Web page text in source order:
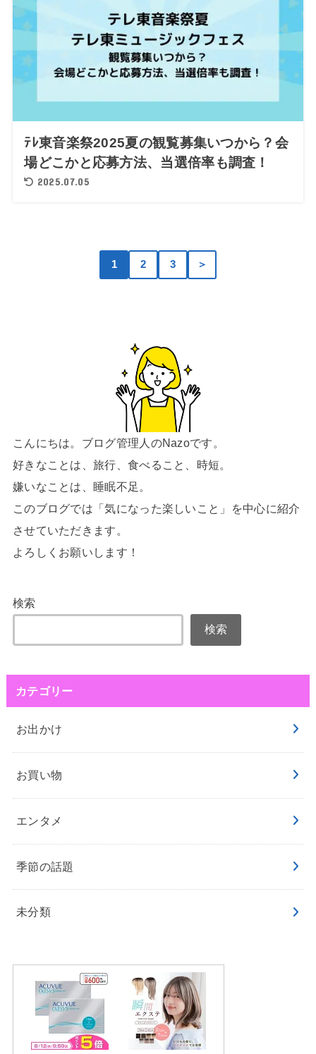
ﾃﾚ東音楽祭2025夏の観覧募集いつから？会
場どこかと応募方法、当選倍率も調査！
2025.07.05
1 2 3 ＞
こんにちは。ブログ管理人のNazoです。
好きなことは、旅行、食べること、時短。
嫌いなことは、睡眠不足。
このブログでは「気になった楽しいこと」を中心に紹介
させていただきます。
よろしくお願いします！
検索
検索
カテゴリー
お出かけ
お買い物
エンタメ
季節の話題
未分類